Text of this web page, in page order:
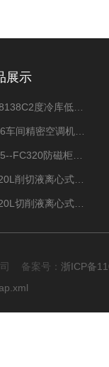
展示
司 备案号： 浙ICP备